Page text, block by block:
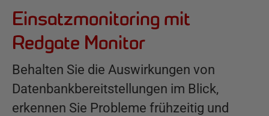
Einsatzmonitoring mit
Redgate Monitor
Behalten Sie die Auswirkungen von
Datenbankbereitstellungen im Blick,
erkennen Sie Probleme frühzeitig und